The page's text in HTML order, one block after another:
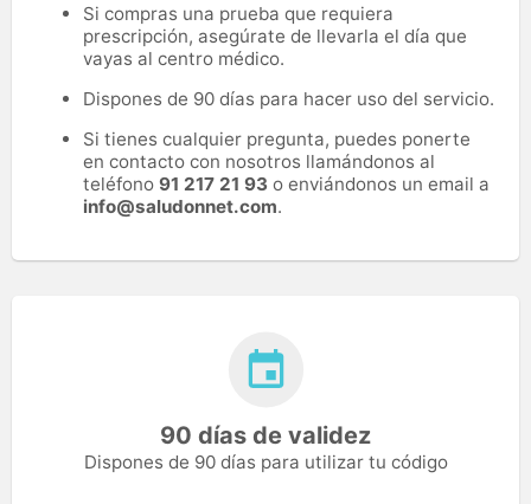
Si compras una prueba que requiera
prescripción, asegúrate de llevarla el día que
vayas al centro médico.
Dispones de 90 días para hacer uso del servicio.
Si tienes cualquier pregunta, puedes ponerte
en contacto con nosotros llamándonos al
teléfono 91 217 21 93 o enviándonos un email a
info@saludonnet.com.
90 días de validez
Dispones de 90 días para utilizar tu código